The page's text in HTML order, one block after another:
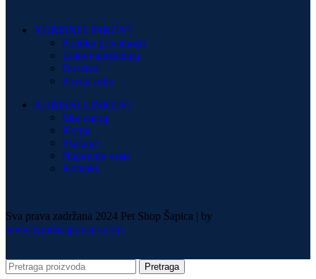
KORISNI LINKOVI
Politika privatnosti
Uslovi korišćenja
Dostava
Povrat robe
KORISNI LINKOVI
Moj nalog
Korpa
Plaćanje
Najnovije vesti
Kontakt
Sva prava zadržana 2024 Pet Shop Šapica | by
www.izradasajtovans.com
Pretraga